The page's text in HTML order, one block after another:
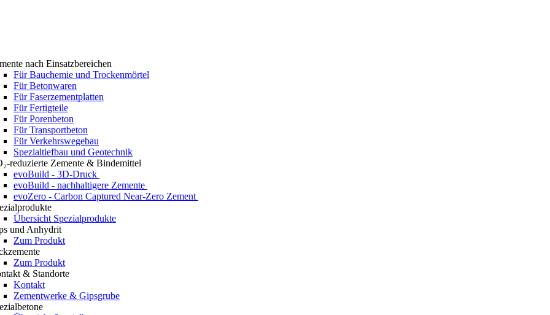
nach Einsatzbereichen
Für Bauchemie und Trockenmörtel
Für Betonwaren
Für Faserzementplatten
Für Fertigteile
Für Porenbeton
Für Transportbeton
Für Verkehrswegebau
Spezialtiefbau und Geotechnik
reduzierte Zemente & Bindemittel
evoBuild - 3D-Druck
evoBuild - nachhaltigere Zemente
evoZero - Carbon Captured Near-Zero Zement
Übersicht Spezialprodukte
und Anhydrit
Zum Produkt
Zum Produkt
& Standorte
Kontakt
Zementwerke & Gipsgrube